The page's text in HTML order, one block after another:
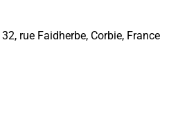
32, rue Faidherbe, Corbie, France